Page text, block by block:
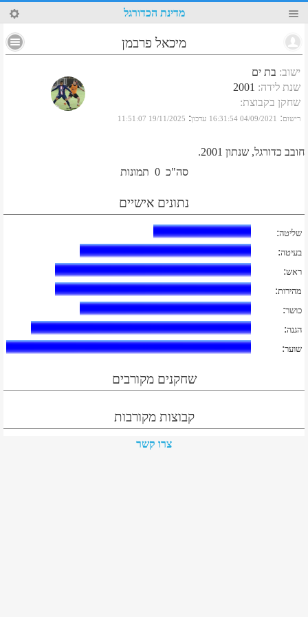
51 מדינת הכדורגל
מיכאל פרבמן
ישוב: בת ים
שנת לידה:
2001
שחקן בקבוצת:
רישום:
04/09/2021 16:31:54 עדכון:
19/11/2025 11:51:07
חובב כדורגל, שנתון 2001.
סה"כ 0 תמונות
נתונים אישיים
שליטה:
בעיטה:
ראש:
מהירות:
כושר:
הגנה:
שוער:
שחקנים מקורבים
קבוצות מקורבות
צרו קשר